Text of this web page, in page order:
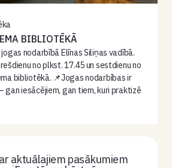
BIBLIOTĒKĀ
nodarbībā Elīnas Siliņas vadībā.
no plkst. 17.45 un sestdienu no
bibliotēkā. 📌Jogas nodarbības ir
gan iesācējiem, gan tiem, kuri praktizē
aktuālajiem pasākumiem